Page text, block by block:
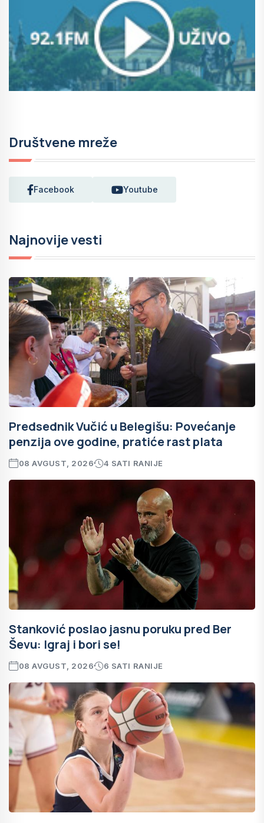
Društvene mreže
Facebook Youtube
Najnovije vesti
Predsednik Vučić u Belegišu: Povećanje
penzija ove godine, pratiće rast plata
08 AVGUST, 2026 4 SATI RANIJE
Stanković poslao jasnu poruku pred Ber
Ševu: Igraj i bori se!
08 AVGUST, 2026 6 SATI RANIJE